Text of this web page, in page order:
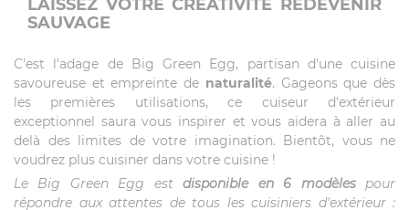
LAISSEZ VOTRE CRÉATIVITÉ REDEVENIR
SAUVAGE
C'est l'adage de Big Green Egg, partisan d'une cuisine
savoureuse et empreinte de naturalité. Gageons que dès
les premières utilisations, ce cuiseur d'extérieur
exceptionnel saura vous inspirer et vous aidera à aller au
delà des limites de votre imagination. Bientôt, vous ne
voudrez plus cuisiner dans votre cuisine !
Le Big Green Egg estdisponible en 6 modèlespour
répondre aux attentes de tous les cuisiniers d'extérieur :